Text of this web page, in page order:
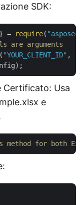
SDK:
= require(
are arguments
"YOUR_CLIENT_ID" ,
Certificato: Usa
e
for both